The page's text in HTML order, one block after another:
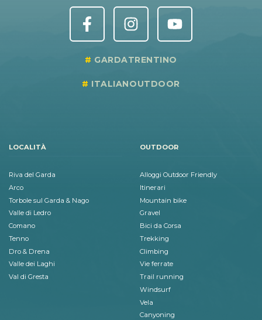
GARDATRENTINO
ITALIANOUTDOOR
LOCALITÀ
Riva del Garda
Arco
Torbole sul Garda & Nago
Valle di Ledro
Comano
Tenno
Dro & Drena
Valle dei Laghi
Val di Gresta
OUTDOOR
Alloggi Outdoor Friendly
Itinerari
Mountain bike
Gravel
Bici da Corsa
Trekking
Climbing
Vie ferrate
Trail running
Windsurf
Vela
Canyoning